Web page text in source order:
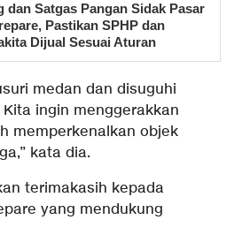
dan Satgas Pangan Sidak Pasar
Pastikan SPHP dan
Dijual Sesuai Aturan
medan dan disuguhi
ingin menggerakkan
memperkenalkan objek
kata dia.
terimakasih kepada
yang mendukung